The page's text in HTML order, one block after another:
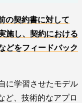
の契約書に対して
施し、契約における
どをフィードバック
に学習させたモデル
ど、技術的なアプロ